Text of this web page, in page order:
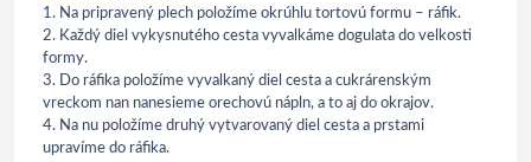
1. Na pripravený plech položíme okrúhlu tortovú formu – ráfik.
2. Každý diel vykysnutého cesta vyvalkáme dogulata do velkosti
formy.
3. Do ráfika položíme vyvalkaný diel cesta a cukrárenským
vreckom nan nanesieme orechovú nápln, a to aj do okrajov.
4. Na nu položíme druhý vytvarovaný diel cesta a prstami
upravíme do ráfika.